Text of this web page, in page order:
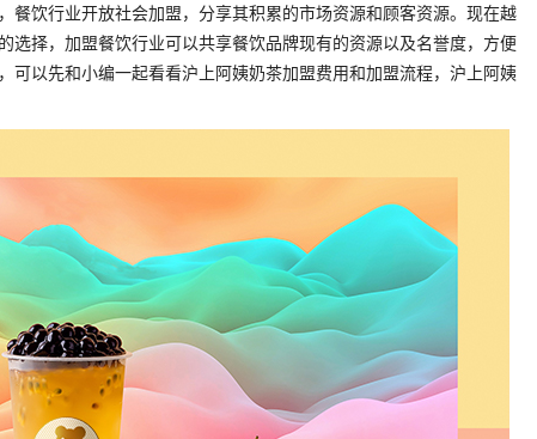
餐饮行业开放社会加盟，分享其积累的市场资源和顾客资源。现在越
选择，加盟餐饮行业可以共享餐饮品牌现有的资源以及名誉度，方便
可以先和小编一起看看沪上阿姨奶茶加盟费用和加盟流程，沪上阿姨